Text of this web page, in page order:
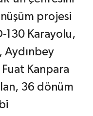
projesi
130 Karayolu,
Aydınbey
Kanpara
36 dönüm